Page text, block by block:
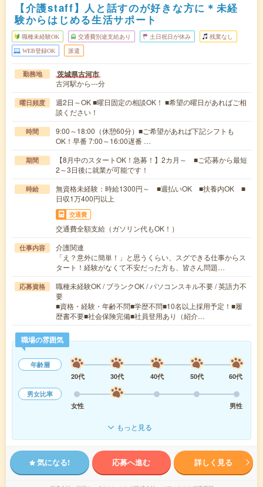
【介護staff】人と話すのが好きな方に＊未経
験からはじめる生活サポート
職種未経験OK 交通費別途支給あり 土日祝日が休み 残業なし
WEB登録OK 派遣
勤務地 茨城県古河市
古河駅から---分
曜日頻度
週2日～OK ■曜日固定の相談OK！ ■希望の曜日があればご相
談ください！
時間
9:00～18:00（休憩60分）■ご希望があれば下記シフトも
OK！早番 7:00～16:00遅番 …
期間
【8月中のスタートOK！急募！】2カ月～ ■ご応募から最短
2～3日後に就業が可能です！
時給
無資格未経験：時給1300円～ ■週払いOK ■扶養内OK ■
日収1万400円以上
交通費
交通費全額支給（ガソリン代もOK！）
仕事内容
介護関連
「え？意外に簡単！」と思うくらい、スグできる仕事からス
タート！経験がなくて不安だった方も、皆さん問題…
応募資格
職種未経験OK / ブランクOK / パソコンスキル不要 / 英語力不
要
■資格・経験・年齢不問■学歴不問■10名以上採用予定！■履
歴書不要■社会保険完備■社員登用あり（紹介…
職場の雰囲気
年齢層
20代
30代 40代 50代
60代
男女比率
女性
男性
もっと見る
気になる! 応募へ進む 詳しく見る